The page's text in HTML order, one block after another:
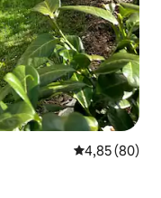
4,85 de uma
4,85 (80)